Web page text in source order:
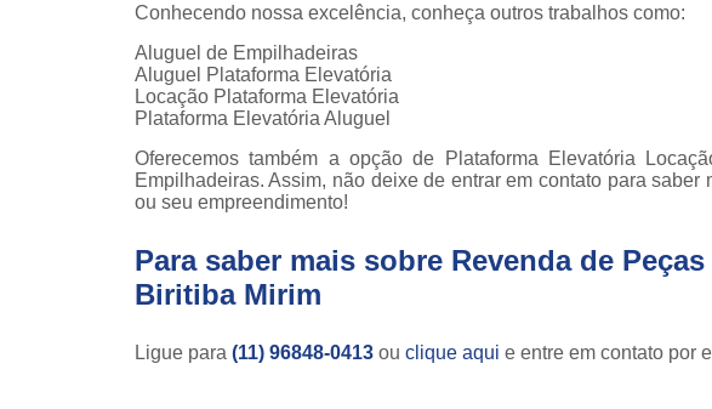
empilhadeiras
Conhecendo nossa excelência, conheça outros trabalhos como:
Aluguel de Empilhadeiras
Aluguel Plataforma Elevatória
Locação Plataforma Elevatória
Plataforma Elevatória Aluguel
Oferecemos também a opção de Plataforma Elevatória
Empilhadeiras. Assim, não deixe de entrar em contato para saber
ou seu empreendimento!
Para saber mais sobre Revenda de
Biritiba Mirim
Ligue para (11) 96848-0413 ou clique aqui e entre em contato por